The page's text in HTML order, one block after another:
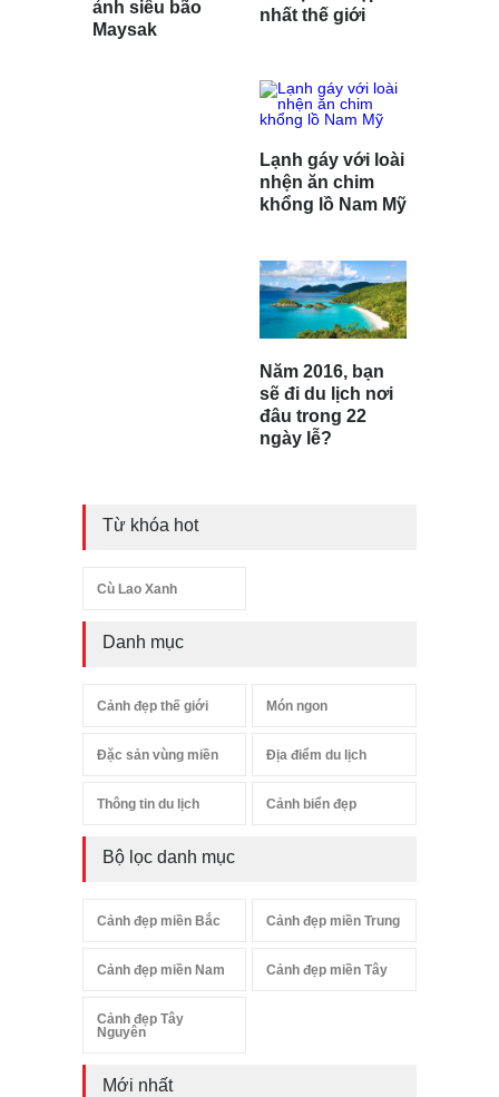
ảnh siêu bão
Maysak
nhất thế giới
Lạnh gáy với loài
nhện ăn chim
khổng lồ Nam Mỹ
Năm 2016, bạn
sẽ đi du lịch nơi
đâu trong 22
ngày lễ?
Từ khóa hot
Cù Lao Xanh
Danh mục
Cảnh đẹp thế giới Món ngon
Đặc sản vùng miền Địa điểm du lịch
Thông tin du lịch Cảnh biển đẹp
Bộ lọc danh mục
Cảnh đẹp miền Bắc Cảnh đẹp miền Trung
Cảnh đẹp miền Nam Cảnh đẹp miền Tây
Cảnh đẹp Tây
Nguyên
Mới nhất